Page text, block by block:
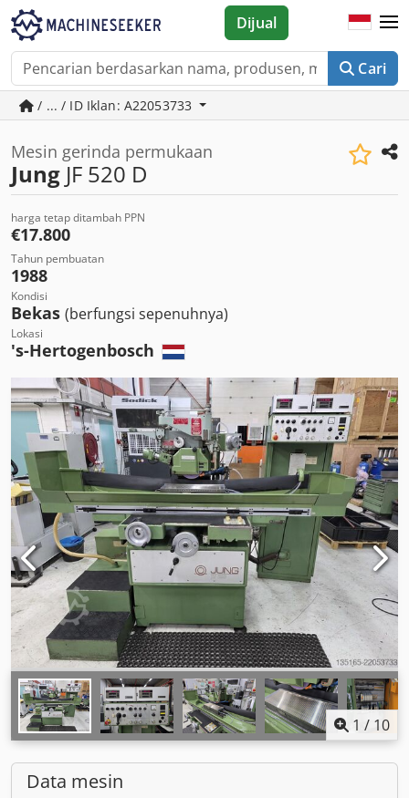
Cari
Dijual
/ ... / ID Iklan: A22053733
Mesin gerinda permukaan
Jung JF 520 D
harga tetap ditambah PPN
€17.800
Tahun pembuatan
1988
Kondisi
Bekas (berfungsi sepenuhnya)
Lokasi
's-Hertogenbosch
1 / 10
Data mesin